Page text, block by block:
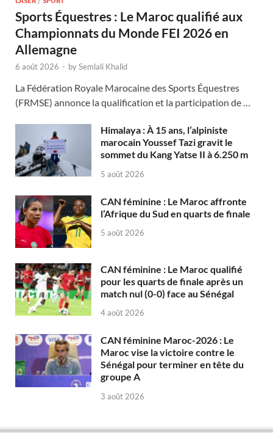
Sports Équestres : Le Maroc qualifié aux
Championnats du Monde FEI 2026 en
Allemagne
6 août 2026 - bySemlali Khalid
La Fédération Royale Marocaine des Sports Équestres
(FRMSE) annonce la qualification et la participation de …
Himalaya : À 15 ans, l’alpiniste
marocain Youssef Tazi gravit le
sommet du Kang Yatse II à 6.250 m
5 août 2026
CAN féminine : Le Maroc affronte
l’Afrique du Sud en quarts de finale
5 août 2026
CAN féminine : Le Maroc qualifié
pour les quarts de finale après un
match nul (0-0) face au Sénégal
4 août 2026
CAN féminine Maroc-2026 : Le
Maroc vise la victoire contre le
Sénégal pour terminer en tête du
groupe A
3 août 2026